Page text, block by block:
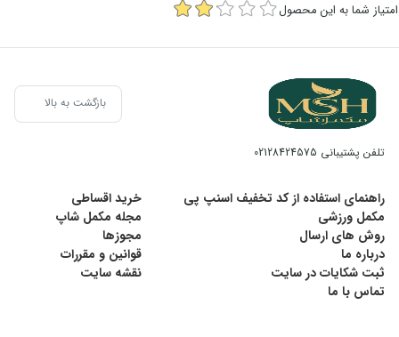
امتیاز شما به این محصول
بازگشت به بالا
تلفن پشتیبانی 02128424575
راهنمای استفاده از کد تخفیف اسنپ پی
خرید اقساطی
مکمل ورزشی
مجله مکمل شاپ
روش های ارسال
مجوزها
درباره ما
قوانین و مقررات
ثبت شکایات در سایت
نقشه سایت
تماس با ما